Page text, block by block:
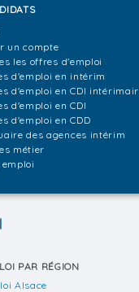
un compte
les offres d'emploi
d'emploi en intérim
d'emploi en CDI
d'emploi en CDI
d'emploi en CDD
des agences intérim
métier
emploi
PAR RÉGION
Alsace